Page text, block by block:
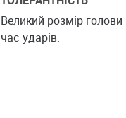
Великий розмір
час ударів.